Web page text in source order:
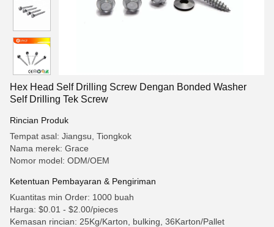
Hex Head Self Drilling Screw Dengan Bonded Washer
Self Drilling Tek Screw
Rincian Produk
Tempat asal: Jiangsu, Tiongkok
Nama merek: Grace
Nomor model: ODM/OEM
Ketentuan Pembayaran & Pengiriman
Kuantitas min Order: 1000 buah
Harga: $0.01 - $2.00/pieces
Kemasan rincian: 25Kg/Karton, bulking, 36Karton/Pallet